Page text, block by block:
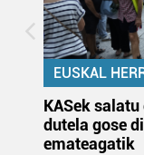
EUSKAL
KASek
dutela gose
emateagatik